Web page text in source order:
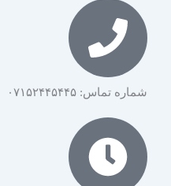
شماره تماس: ۰۷۱۵۲۴۴۵۴۴۵